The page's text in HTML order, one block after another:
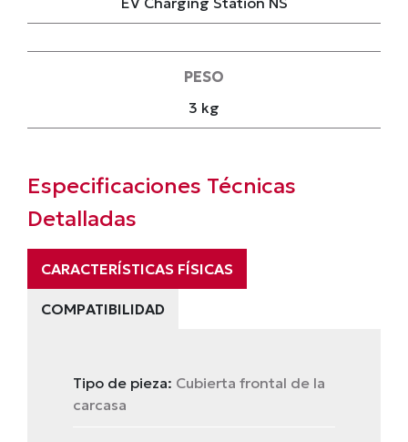
PESO
3 kg
Especificaciones Técnicas
Detalladas
CARACTERÍSTICAS FÍSICAS
COMPATIBILIDAD
Tipo de pieza: Cubierta frontal de la
carcasa